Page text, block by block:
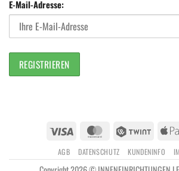
E-Mail-Adresse:
MasterCard Twint
AGB DATENSCHUTZ KUNDENINFO